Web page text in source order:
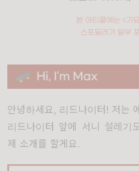
안녕하세요, 리드나이터! 저는
리드나이터 앞에 서니 설레기
제 소개를 할게요.